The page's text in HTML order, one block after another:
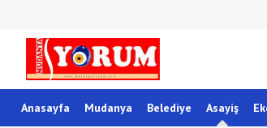
Anasayfa Mudanya Belediye Asayiş